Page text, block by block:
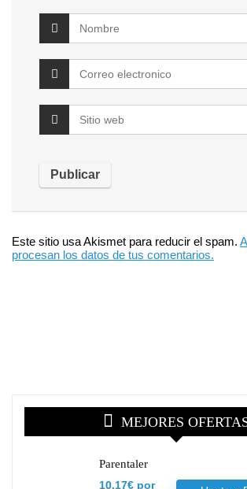
Este sitio usa Akismet para reducir el spam.
procesan los datos de tus comentarios.
MEJORES
Parentaler
10.17€ por